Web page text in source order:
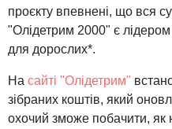
проєкту впевнені, що вся
"Олідетрим 2000" є лідером
для дорослих*.
На сайті "Олідетрим"
зібраних коштів, який
охочий зможе побачити, як